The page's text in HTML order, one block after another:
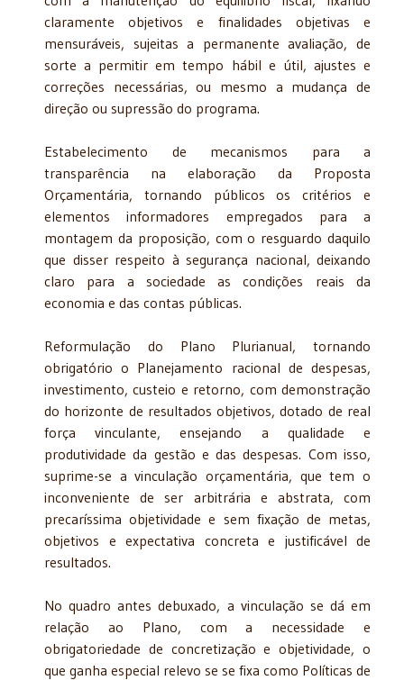
claramente objetivos e finalidades objetivas e
mensuráveis, sujeitas a permanente avaliação, de
sorte a permitir em tempo hábil e útil, ajustes e
correções necessárias, ou mesmo a mudança de
direção ou supressão do programa.
Estabelecimento de mecanismos para a
transparência na elaboração da Proposta
Orçamentária, tornando públicos os critérios e
elementos informadores empregados para a
montagem da proposição, com o resguardo daquilo
que disser respeito à segurança nacional, deixando
claro para a sociedade as condições reais da
economia e das contas públicas.
Reformulação do Plano Plurianual, tornando
obrigatório o Planejamento racional de despesas,
investimento, custeio e retorno, com demonstração
do horizonte de resultados objetivos, dotado de real
força vinculante, ensejando a qualidade e
produtividade da gestão e das despesas. Com isso,
suprime-se a vinculação orçamentária, que tem o
inconveniente de ser arbitrária e abstrata, com
precaríssima objetividade e sem fixação de metas,
objetivos e expectativa concreta e justificável de
resultados.
No quadro antes debuxado, a vinculação se dá em
relação ao Plano, com a necessidade e
obrigatoriedade de concretização e objetividade, o
que ganha especial relevo se se fixa como Políticas de